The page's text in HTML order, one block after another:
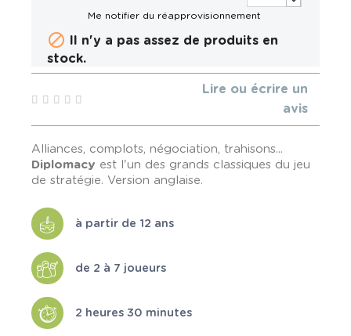
 Il n'y a pas assez de produits en
stock.
Lire ou écrire un
avis
Alliances, complots, négociation, trahisons...
Diplomacy est l'un des grands classiques du jeu
de stratégie. Version anglaise.
à partir de 12 ans
de 2 à 7 joueurs
2 heures 30 minutes